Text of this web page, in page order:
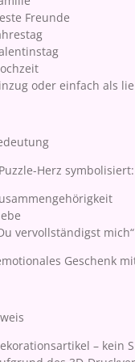
Freunde
oder einfach als
Herz symbolisiert:
vervollständigst mich“
Geschenk
– kein